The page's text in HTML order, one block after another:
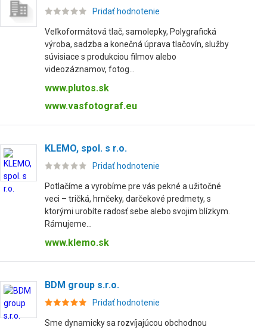
Pridať hodnotenie
Veľkoformátová tlač, samolepky, Polygrafická
výroba, sadzba a konečná úprava tlačovín, služby
súvisiace s produkciou filmov alebo
videozáznamov, fotog...
www.plutos.sk
www.vasfotograf.eu
KLEMO, spol. s r.o.
Pridať hodnotenie
Potlačíme a vyrobíme pre vás pekné a užitočné
veci – tričká, hrnčeky, darčekové predmety, s
ktorými urobíte radosť sebe alebo svojim blízkym.
Rámujeme...
www.klemo.sk
BDM group s.r.o.
Pridať hodnotenie
Sme dynamicky sa rozvíjajúcou obchodnou